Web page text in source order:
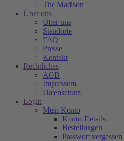
The Madison
Über uns
Über uns
Standorte
FAQ
Presse
Kontakt
Rechtliches
AGB
Impressum
Datenschutz
Login
Mein Konto
Konto-Details
Bestellungen
Passwort vergessen